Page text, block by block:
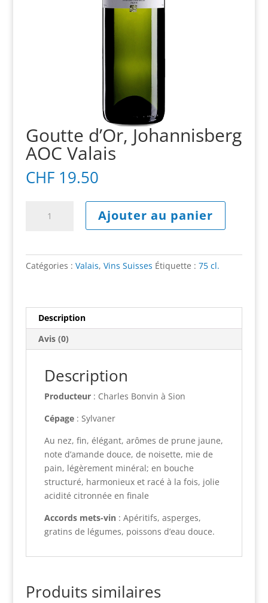
Goutte d’Or, Johannisberg
AOC Valais
CHF19.50
Johannisberg
Ajouter au panier
v
Catégories : Valais, Vins Suisses Étiquette : 75 cl.
Description
Avis (0)
Description
Producteur: Charles Bonvin à Sion
Cépage: Sylvaner
Au nez, fin, élégant, arômes de prune jaune,
note d’amande douce, de noisette, mie de
pain, légèrement minéral; en bouche
structuré, harmonieux et racé à la fois, jolie
acidité citronnée en finale
Accords mets-vin: Apéritifs, asperges,
gratins de légumes, poissons d’eau douce.
Produits similaires